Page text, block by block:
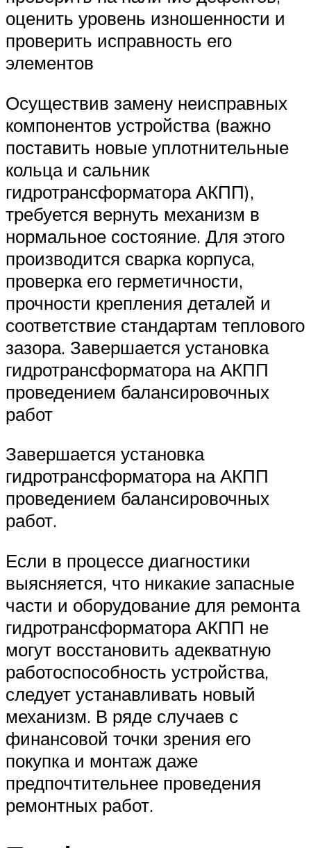
оценить уровень изношенности и
проверить исправность его
элементов
Осуществив замену неисправных
компонентов устройства (важно
поставить новые уплотнительные
кольца и сальник
гидротрансформатора АКПП),
требуется вернуть механизм в
нормальное состояние. Для этого
производится сварка корпуса,
проверка его герметичности,
прочности крепления деталей и
соответствие стандартам теплового
зазора. Завершается установка
гидротрансформатора на АКПП
проведением балансировочных
работ
Завершается установка
гидротрансформатора на АКПП
проведением балансировочных
работ.
Если в процессе диагностики
выясняется, что никакие запасные
части и оборудование для ремонта
гидротрансформатора АКПП не
могут восстановить адекватную
работоспособность устройства,
следует устанавливать новый
механизм. В ряде случаев с
финансовой точки зрения его
покупка и монтаж даже
предпочтительнее проведения
ремонтных работ.